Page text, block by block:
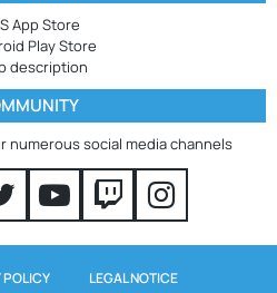
App Store
Play Store
description
numerous social media channels
LEGAL NOTICE